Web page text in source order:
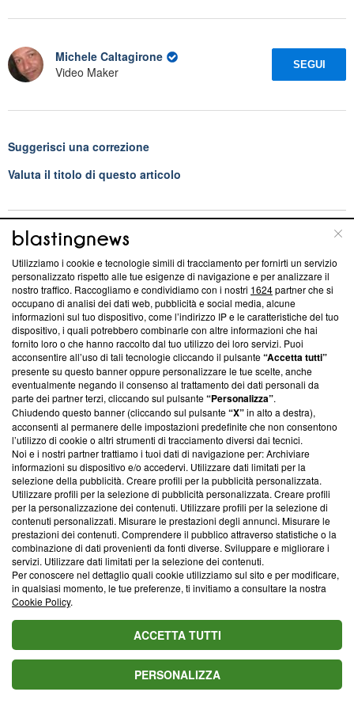
Michele Caltagirone
Video Maker
SEGUI
Suggerisci una correzione
Valuta il titolo di questo articolo
Blasting News consiglia
L'oroscopo di domani 8 agosto 2026 con classifica: 1ﾟ
Toro, finalmente riconquista la vetta
Oroscopo e classifica del 10 agosto: Sagittario al 2ﾟ
posto, Bilancia vola in amore
L'oroscopo di domani 7 agosto e classifica: Pesci al 1ﾟ
posto, in arrivo occasioni preziose
L'oroscopo del 9agosto e la classifica: Luna in Cancro,
Pesci 2°
L'oroscopo di domani, domenica 10 maggio: 1ﾟPesci,
2ﾟScorpione, 3ﾟVergine
L'oroscopo del 10/05 con classifica: oro per i Gemelli
inarrestabili, argento per Bilancia
Anticipazioni Tutto per la mia famiglia: Akif tenta di
riconciliarsi con NebahatVIDEO
Spoiler Forbidden fruit: Yildiz chiede aiuto a Cansu
VIDEO
Blasting News lavora con l’Unione Europea nella lotta
Utilizziamo i cookie e tecnologie simili di tracciamento per fornirti un servizio
personalizzato rispetto alle tue esigenze di navigazione e per analizzare il
nostro traffico. Raccogliamo e condividiamo con i nostri 1624partner che si
occupano di analisi dei dati web, pubblicità e social media, alcune
informazioni sul tuo dispositivo, come l’indirizzo IP e le caratteristiche del tuo
dispositivo, i quali potrebbero combinarle con altre informazioni che hai
fornito loro o che hanno raccolto dal tuo utilizzo dei loro servizi. Puoi
acconsentire all’uso di tali tecnologie cliccando il pulsante“Accetta tutti”
presente su questo banner oppure personalizzare le tue scelte, anche
eventualmente negando il consenso al trattamento dei dati personali da
parte dei partner terzi, cliccando sul pulsante“Personalizza”.
Chiudendo questo banner (cliccando sul pulsante“X”in alto a destra),
acconsenti al permanere delle impostazioni predefinite che non consentono
l’utilizzo di cookie o altri strumenti di tracciamento diversi dai tecnici.
Noi e i nostri partner trattiamo i tuoi dati di navigazione per: Archiviare
informazioni su dispositivo e/o accedervi. Utilizzare dati limitati per la
selezione della pubblicità. Creare profili per la pubblicità personalizzata.
Utilizzare profili per la selezione di pubblicità personalizzata. Creare profili
per la personalizzazione dei contenuti. Utilizzare profili per la selezione di
contenuti personalizzati. Misurare le prestazioni degli annunci. Misurare le
prestazioni dei contenuti. Comprendere il pubblico attraverso statistiche o la
combinazione di dati provenienti da fonti diverse. Sviluppare e migliorare i
servizi. Utilizzare dati limitati per la selezione dei contenuti.
Per conoscere nel dettaglio quali cookie utilizziamo sul sito e per modificare,
in qualsiasi momento, le tue preferenze, ti invitiamo a consultare la nostra
Cookie Policy.
ACCETTA TUTTI
PERSONALIZZA